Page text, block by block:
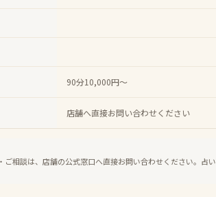
90分10,000円～
店舗へ直接お問い合わせください
相談は、店舗の公式窓口へ直接お問い合わせください。占